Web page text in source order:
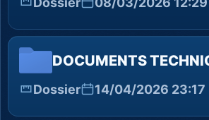
DOCUMENTS
Dossier 14/04/2026 23:17